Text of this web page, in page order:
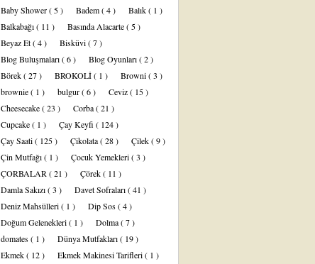
Baby Shower( 5 ) Badem( 4 ) Balık( 1 )
Balkabağı( 11 ) Basında Alacarte( 5 )
Beyaz Et( 4 ) Bisküvi( 7 )
Blog Buluşmaları( 6 ) Blog Oyunları( 2 )
Börek( 27 ) BROKOLİ( 1 ) Browni( 3 )
brownie( 1 ) bulgur( 6 ) Ceviz( 15 )
Cheesecake( 23 ) Corba( 21 )
Cupcake( 1 ) Çay Keyfi ( 124 )
Çay Saati( 125 ) Çikolata( 28 ) Çilek( 9 )
Çin Mutfağı( 1 ) Çocuk Yemekleri( 3 )
ÇORBALAR ( 21 ) Çörek( 11 )
Damla Sakızı( 3 ) Davet Sofraları( 41 )
Deniz Mahsülleri( 1 ) Dip Sos( 4 )
Doğum Gelenekleri( 1 ) Dolma( 7 )
domates( 1 ) Dünya Mutfakları( 19 )
Ekmek( 12 ) Ekmek Makinesi Tarifleri( 1 )